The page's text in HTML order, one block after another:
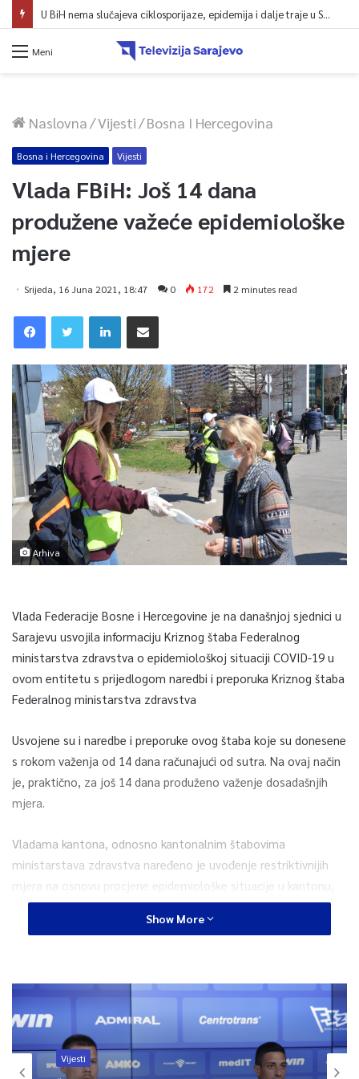
U BiH nema slučajeva ciklosporijaze, epidemija i dalje traje u SAD-u
Meni
Naslovna/Vijesti/Bosna I Hercegovina
Bosna i Hercegovina Vijesti
Vlada FBiH: Još 14 dana
produžene važeće epidemiološke
mjere
Srijeda, 16 Juna 2021, 18:47 0 172 2 minutes read
Arhiva
Vlada Federacije Bosne i Hercegovine je na današnjoj sjednici u
Sarajevu usvojila informaciju Kriznog štaba Federalnog
ministarstva zdravstva o epidemiološkoj situaciji COVID-19 u
ovom entitetu s prijedlogom naredbi i preporuka Kriznog štaba
Federalnog ministarstva zdravstva
Usvojene su i naredbe i preporuke ovog štaba koje su donesene
s rokom važenja od 14 dana računajući od sutra. Na ovaj način
je, praktično, za još 14 dana produženo važenje dosadašnjih
mjera.
Vladama kantona, odnosno kantonalnim štabovima
ministarstava zdravstva naređeno je uvođenje restriktivnijih
mjera na osnovu procjene epidemiološke situacije u kantonu,
odnosno općini uz redovno obavještavanje Kriznog štaba FMZ.
sačini procjenu rizika, a radi razmatranja mogućnosti i potrebe
izmjene naredbi i preporuka utvrđenih, te da Vladi dostavi
prijedlog novih.
Ovaj štab će današnje zaključke, s prilozima, dostaviti
Show More
Vijesti